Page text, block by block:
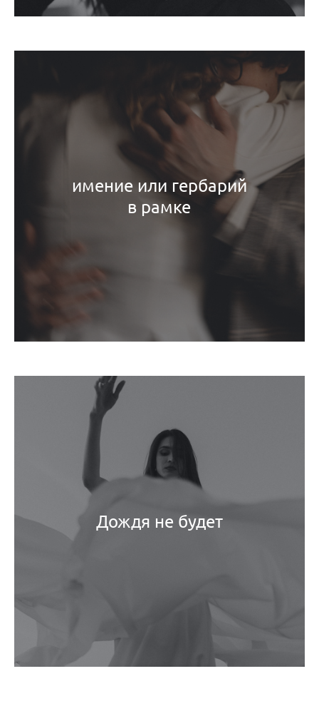
имение или гербарий
в рамке
Дождя не будет